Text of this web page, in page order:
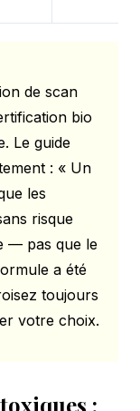
de scan
bio
Le guide
: « Un
les
risque
— pas que le
a été
toujours
votre choix.
: